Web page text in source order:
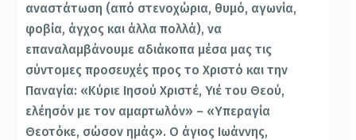
αναστάτωση (από στενοχώρια, θυμό, αγωνία,
φοβία, άγχος και άλλα πολλά), να
επαναλαμβάνουμε αδιάκοπα μέσα μας τις
σύντομες προσευχές προς το Χριστό και την
Παναγία: «Κύριε Ιησού Χριστέ, Υιέ του Θεού,
ελέησόν με τον αμαρτωλόν» – «Υπεραγία
Θεοτόκε, σώσον ημάς». Ο άγιος Ιωάννης,